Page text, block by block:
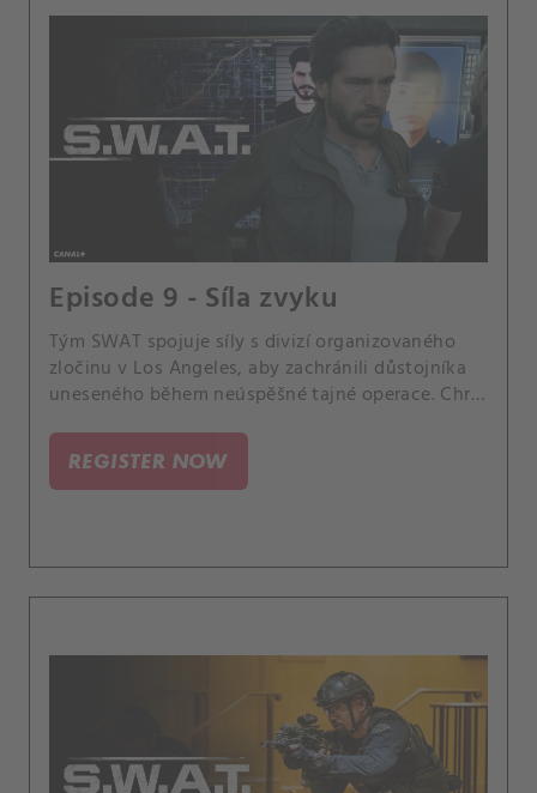
Episode 9 - Síla zvyku
Tým SWAT spojuje síly s divizí organizovaného
zločinu v Los Angeles, aby zachránili důstojníka
uneseného během neúspěšné tajné operace. Chris
který je unesen, když jim není dovoleno
poskytnout určité podrobnosti o vyšetřování.
REGISTER NOW